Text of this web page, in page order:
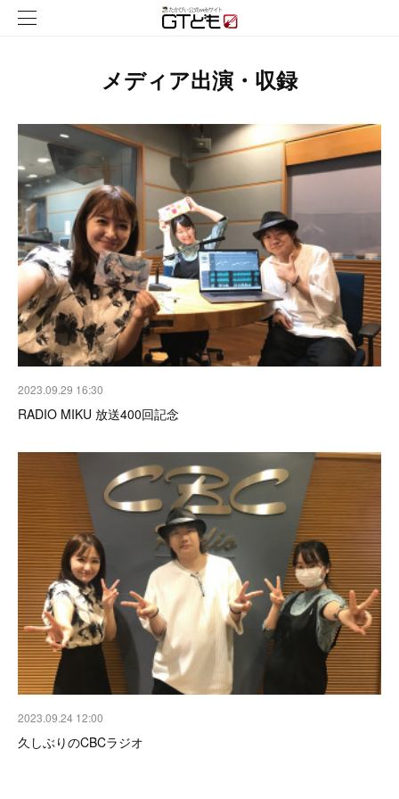
メディア出演・収録
2023.09.29 16:30
RADIO MIKU 放送400回記念
2023.09.24 12:00
久しぶりのCBCラジオ